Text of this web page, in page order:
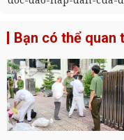
Bạn có thể quan